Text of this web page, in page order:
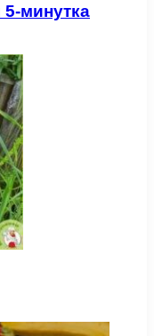
минутка